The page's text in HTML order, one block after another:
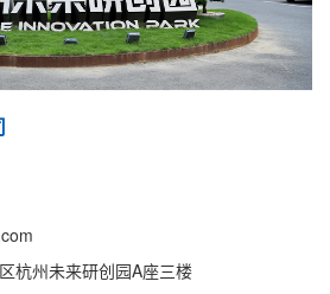
杭州未来研创园A座三楼